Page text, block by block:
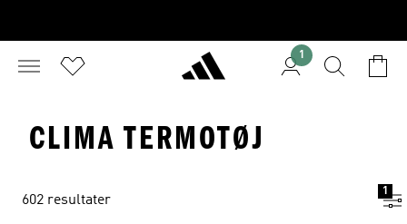
1
CLIMA TERMOTØJ
602 resultater
1